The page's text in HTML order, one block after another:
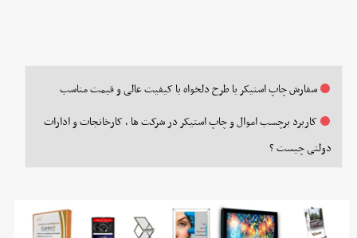
سفارش چاپ استیکر با طرح دلخواه با کیفیت عالی و قیمت مناسب
کاربرد برچسب اموال و چاپ استیکر در شرکت ها ، کارخانجات و ادارات
دولتی چیست ؟